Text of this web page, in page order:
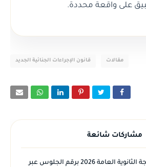
على واقعة محددة.
قانون الإجراءات الجنائية الجديد مقالات
مشاركات شائعة
نتيجة الثانوية العامة 2026 برقم الجلوس عبر